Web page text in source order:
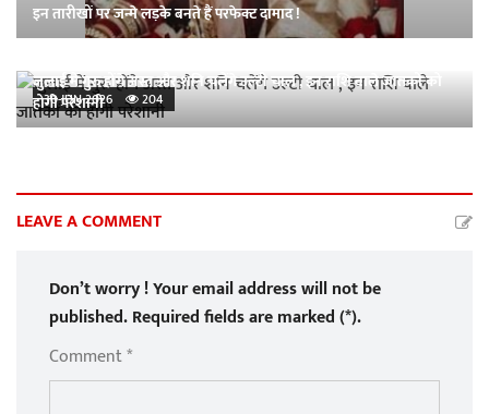
इन तारीखों पर जन्मे लड़के बनते हैं परफेक्ट दामाद !
30-JUN-2026 204
जुलाई में गुरु होंगे अस्त और शनि चलेंगे उल्टी चाल , इन राशि वाले जातकों को
होगी परेशानी
LEAVE A COMMENT
Don’t worry ! Your email address will not be
published. Required fields are marked (*).
Comment *